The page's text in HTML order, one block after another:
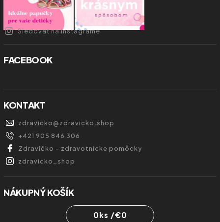
Sledovať na Instagrame
FACEBOOK
KONTAKT
zdravicko@zdravicko.shop
+421 905 846 306
Zdravíčko - zdravotnícke pomôcky
zdravicko_shop
NÁKUPNÝ KOŠÍK
0ks /€0